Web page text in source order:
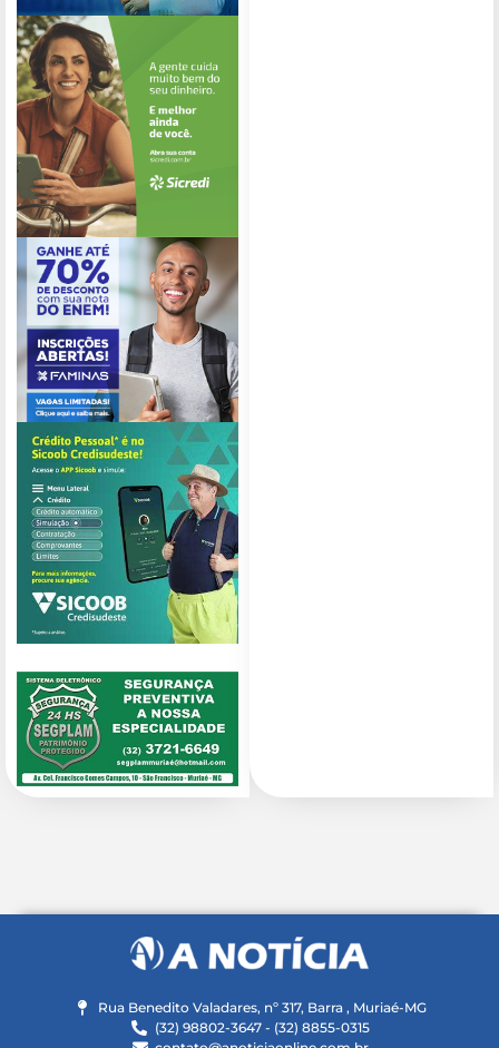
Rua Benedito Valadares, nº 317, Barra , Muriaé-MG
(32) 98802-3647 - (32) 8855-0315